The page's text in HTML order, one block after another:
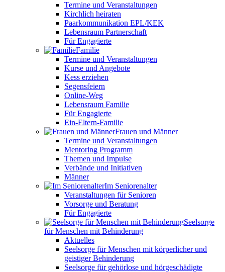
Termine und Veranstaltungen
Kirchlich heiraten
Paarkommunikation EPL/KEK
Lebensraum Partnerschaft
Für Engagierte
Familie
Termine und Veranstaltungen
Kurse und Angebote
Kess erziehen
Segensfeiern
Online-Weg
Lebensraum Familie
Für Engagierte
Ein-Eltern-Familie
Frauen und Männer
Termine und Veranstaltungen
Mentoring Programm
Themen und Impulse
Verbände und Initiativen
Männer
Im Seniorenalter
Veranstaltungen für Senioren
Vorsorge und Beratung
Für Engagierte
Seelsorge
für Menschen mit Behinderung
Aktuelles
Seelsorge für Menschen mit körperlicher und
geistiger Behinderung
Seelsorge für gehörlose und hörgeschädigte